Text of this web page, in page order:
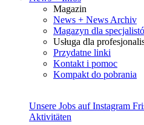
Magazin
News + News Archiv
Magazyn dla
Usługa dla
Przydatne linki
Kontakt i pomoc
Kompakt do pobrania
Unsere Jobs auf Instagram
Aktivitäten